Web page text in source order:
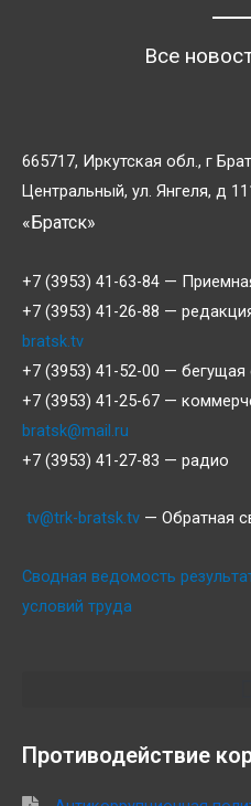
Все
665717, Иркутская обл., г
Центральный, ул. Янгеля, д
«Братск»
+7 (3953) 41-63-84 —
+7 (3953) 41-26-88 —
bratsk.tv
+7 (3953) 41-52-00 — бегущая
+7 (3953) 41-25-67 —
bratsk@mail.ru
+7 (3953) 41-27-83 — радио
tv@trk-bratsk.tv — Обратная
Сводная ведомость
условий труда
Противодействие